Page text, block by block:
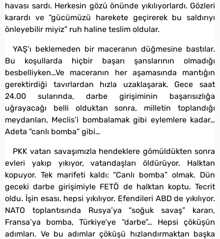
havası sardı. Herkesin gözü önünde yıkılıyorlardı. Gözleri
karardı ve “gücümüzü harekete geçirerek bu saldırıyı
önleyebilir miyiz” ruh haline teslim oldular.
YAŞ’ı beklemeden bir maceranın düğmesine bastılar.
Bu koşullarda hiçbir başarı şanslarının olmadığı
besbelliyken…Ve maceranın her aşamasında mantığın
gerektirdiği tavırlardan hızla uzaklaşarak. Gece saat
24.00 sularında, darbe girişiminin başarısızlığa
uğrayacağı belli olduktan sonra, milletin toplandığı
meydanları, Meclis’i bombalamak gibi eylemlere kadar…
Adeta “canlı bomba” gibi…
PKK vatan savaşımızla hendeklere gömüldükten sonra
evleri yakıp yıkıyor, vatandaşları öldürüyor. Halktan
kopuyor. Tek marifeti kaldı: “Canlı bomba” olmak. Dün
geceki darbe girişimiyle FETÖ de halktan koptu. Tecrit
oldu. İşin esası, hepsi yıkılıyor. Efendileri ABD de yıkılıyor.
NATO toplantısında Rusya’ya “soğuk savaş” kararı,
Fransa’ya bomba, Türkiye’ye “darbe”… Hepsi çöküşün
adımları. Ve bu adımlar çöküşü hızlandırmaktan başka